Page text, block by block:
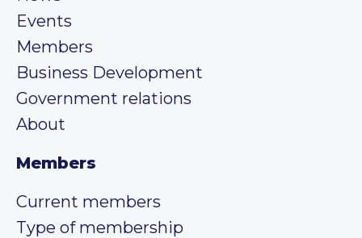
Events
Members
Business Development
Government relations
About
Members
Current members
Type of membership